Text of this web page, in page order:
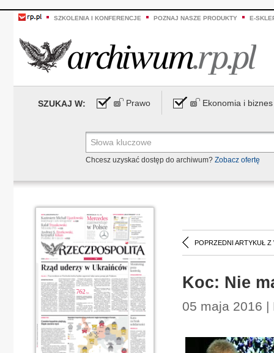
SZKOLENIA I KONFERENCJE POZNAJ NASZE PRODUKTY E-
SZUKAJ W: Prawo Ekonomia i biznes
Chcesz uzyskać dostęp do archiwum? Zobacz ofertę
POPRZEDNI ARTYKUŁ Z
Koc: Nie
05 maja 2016 |